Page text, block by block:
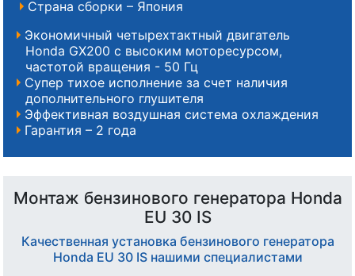
Страна сборки – Япония
Экономичный четырехтактный двигатель
Honda GX200 с высоким моторесурсом,
частотой вращения - 50 Гц
Супер тихое исполнение за счет наличия
дополнительного глушителя
Эффективная воздушная система охлаждения
Гарантия – 2 года
Монтаж бензинового генератора Honda
EU 30 IS
Качественная установка бензинового генератора
Honda EU 30 IS нашими специалистами